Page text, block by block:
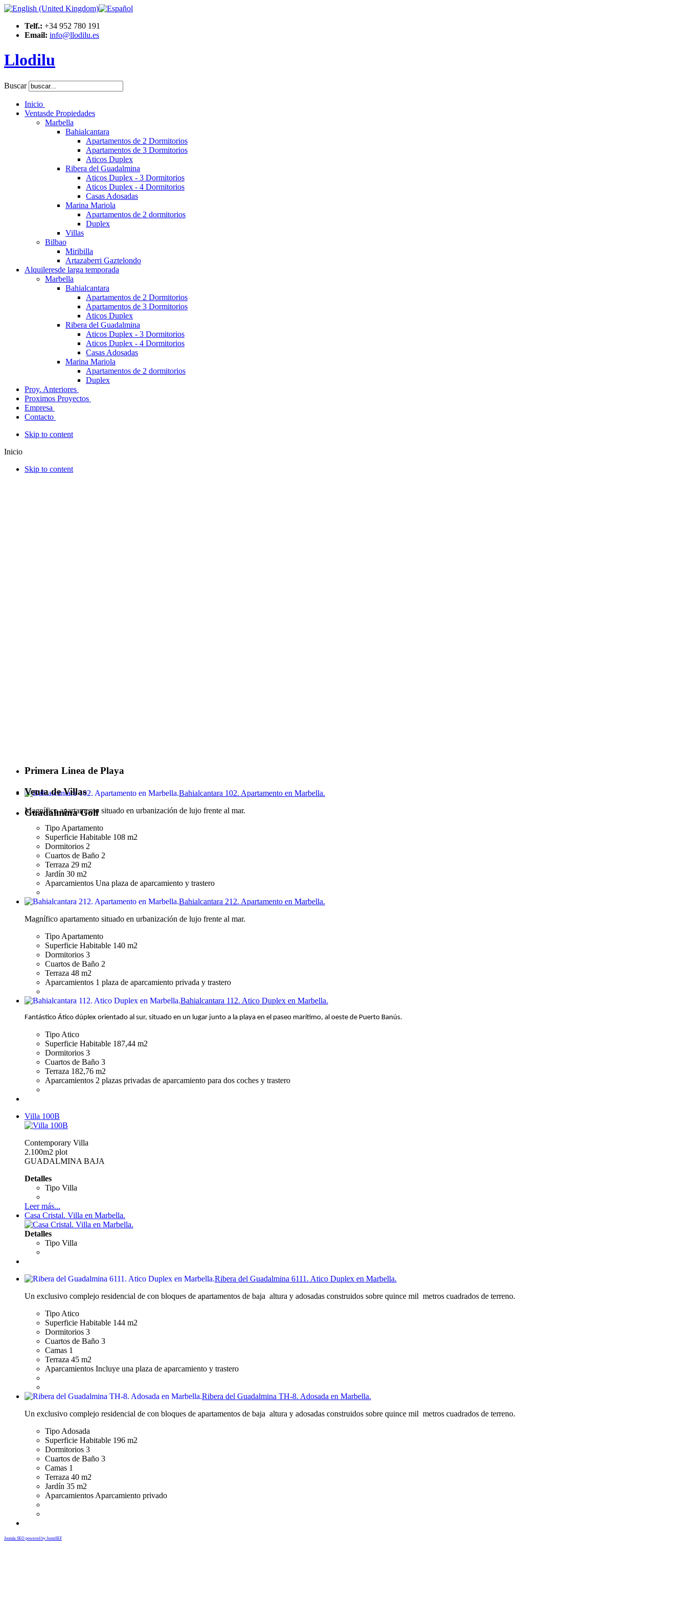
Telf.: +34 952 780 191
Email: info@llodilu.es
Llodilu
Buscar
Inicio
Ventasde Propiedades
Marbella
Bahialcantara
Apartamentos de 2 Dormitorios
Apartamentos de 3 Dormitorios
Aticos Duplex
Ribera del Guadalmina
Aticos Duplex - 3 Dormitorios
Aticos Duplex - 4 Dormitorios
Casas Adosadas
Marina Mariola
Apartamentos de 2 dormitorios
Duplex
Villas
Bilbao
Miribilla
Artazaberri Gaztelondo
Alquileresde larga temporada
Marbella
Bahialcantara
Apartamentos de 2 Dormitorios
Apartamentos de 3 Dormitorios
Aticos Duplex
Ribera del Guadalmina
Aticos Duplex - 3 Dormitorios
Aticos Duplex - 4 Dormitorios
Casas Adosadas
Marina Mariola
Apartamentos de 2 dormitorios
Duplex
Proy. Anteriores
Proximos Proyectos
Empresa
Contacto
Skip to content
Inicio
Skip to content
Primera Linea de Playa
Venta de Villas
Guadalmina Golf
Bahialcantara 102. Apartamento en Marbella.
Magnífico apartamento situado en urbanización de lujo frente al mar.
Tipo Apartamento
Superficie Habitable 108 m2
Dormitorios 2
Cuartos de Baño 2
Terraza 29 m2
Jardín 30 m2
Aparcamientos Una plaza de aparcamiento y trastero
Bahialcantara 212. Apartamento en Marbella.
Magnífico apartamento situado en urbanización de lujo frente al mar.
Tipo Apartamento
Superficie Habitable 140 m2
Dormitorios 3
Cuartos de Baño 2
Terraza 48 m2
Aparcamientos 1 plaza de aparcamiento privada y trastero
Bahialcantara 112. Atico Duplex en Marbella.
Fantástico Ático dúplex orientado al sur, situado en un lugar junto a la playa en el paseo marítimo, al oeste de Puerto Banús.
Tipo Atico
Superficie Habitable 187,44 m2
Dormitorios 3
Cuartos de Baño 3
Terraza 182,76 m2
Aparcamientos 2 plazas privadas de aparcamiento para dos coches y trastero
Villa 100B
Contemporary Villa
2.100m2 plot
GUADALMINA BAJA
Detalles
Tipo Villa
Leer más...
Casa Cristal. Villa en Marbella.
Detalles
Tipo Villa
Ribera del Guadalmina 6111. Atico Duplex en Marbella.
Un exclusivo complejo residencial de con bloques de apartamentos de baja altura y adosadas construidos sobre quince mil metros cuadrados de terreno.
Tipo Atico
Superficie Habitable 144 m2
Dormitorios 3
Cuartos de Baño 3
Camas 1
Terraza 45 m2
Aparcamientos Incluye una plaza de aparcamiento y trastero
Ribera del Guadalmina TH-8. Adosada en Marbella.
Un exclusivo complejo residencial de con bloques de apartamentos de baja altura y adosadas construidos sobre quince mil metros cuadrados de terreno.
Tipo Adosada
Superficie Habitable 196 m2
Dormitorios 3
Cuartos de Baño 3
Camas 1
Terraza 40 m2
Jardín 35 m2
Aparcamientos Aparcamiento privado
Joomla SEO powered by JoomSEF